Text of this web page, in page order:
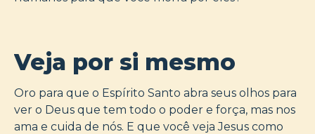
Veja por si mesmo
Oro para que o Espírito Santo abra seus olhos para
ver o Deus que tem todo o poder e força, mas nos
ama e cuida de nós. E que você veja Jesus como